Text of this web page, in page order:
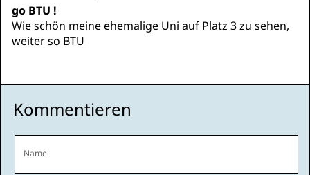
go BTU !
Wie schön meine ehemalige Uni auf Platz 3 zu sehen,
weiter so BTU
Kommentieren
Name